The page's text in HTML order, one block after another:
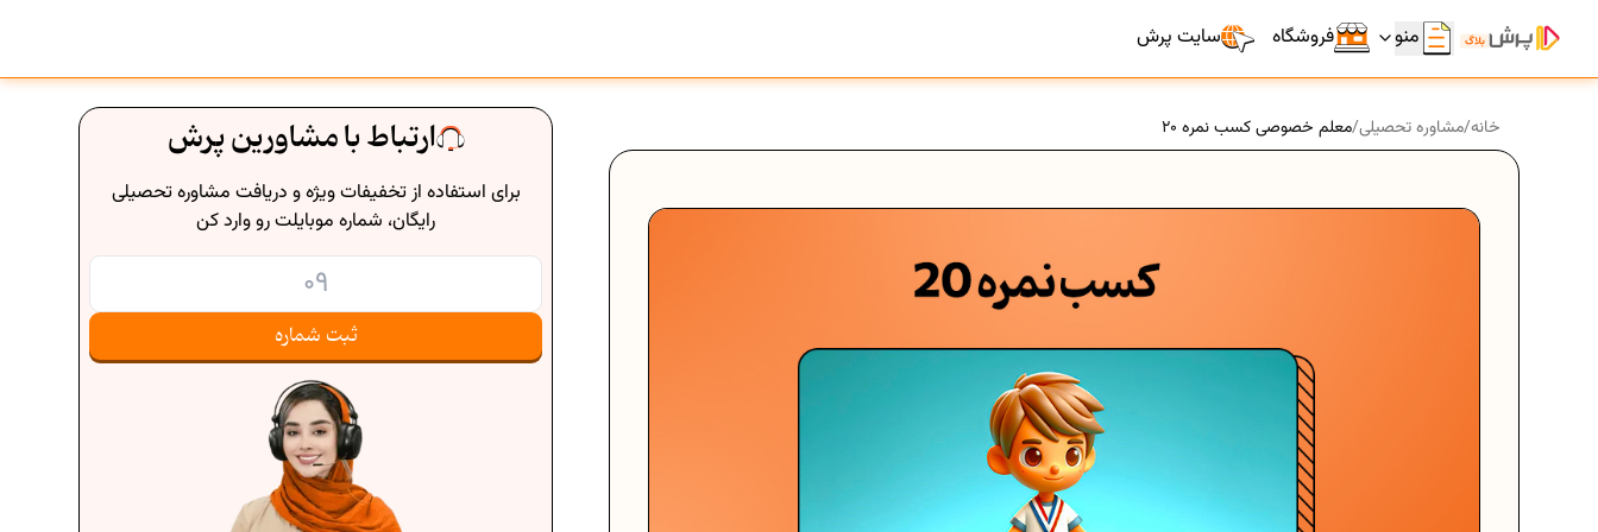
سایت پرش فروشگاه منو
ارتباط با مشاورین پرش
برای استفاده از تخفیفات ویژه و دریافت مشاوره تحصیلی
رایگان، شماره موبایلت رو وارد کن
ثبت شماره
خانه/مشاوره تحصیلی/معلم خصوصی کسب نمره 20